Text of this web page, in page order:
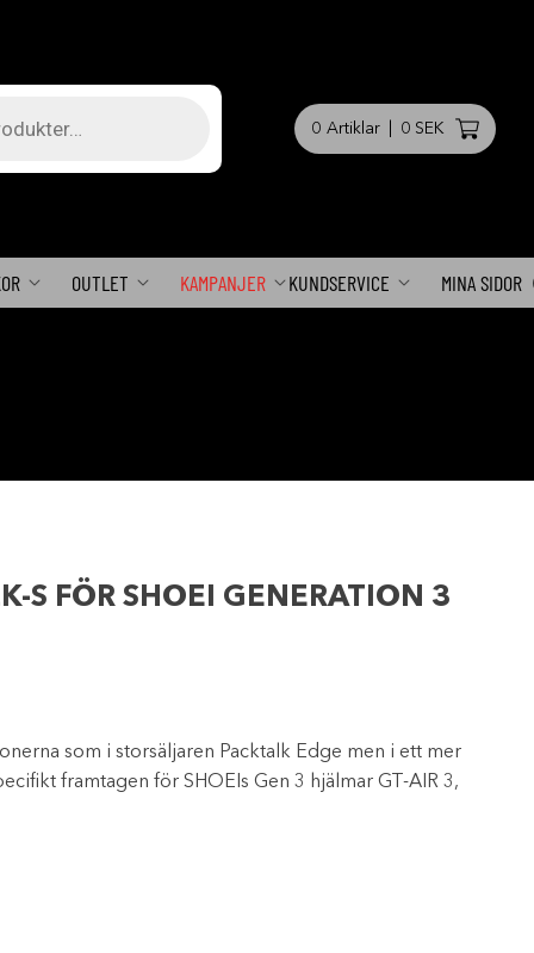
0 Artiklar 0 SEK
OUTLET KAMPANJER KUNDSERVICE MINA SIDOR
S FÖR SHOEI GENERATION 3
som i storsäljaren Packtalk Edge men i ett mer
framtagen för SHOEIs Gen 3 hjälmar GT-AIR 3,